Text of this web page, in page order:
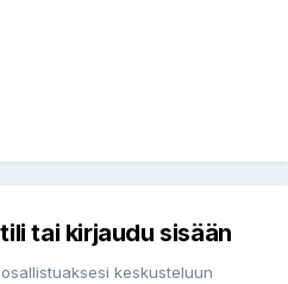
tai kirjaudu sisään
keskusteluun